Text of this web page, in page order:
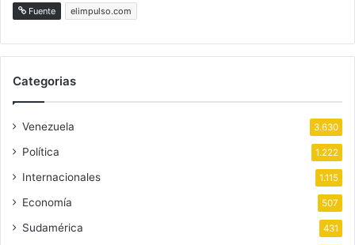
Fuente elimpulso.com
Categorias
Venezuela 3.630
Política 1.222
Internacionales 1.115
Economía 507
Sudamérica 431